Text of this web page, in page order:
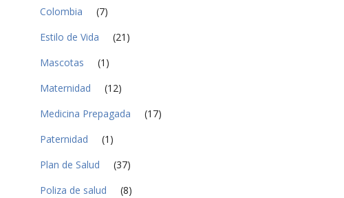
Colombia
(7)
Estilo de Vida
(21)
Mascotas
(1)
Maternidad
(12)
Medicina Prepagada
(17)
Paternidad
(1)
Plan de Salud
(37)
Poliza de salud
(8)